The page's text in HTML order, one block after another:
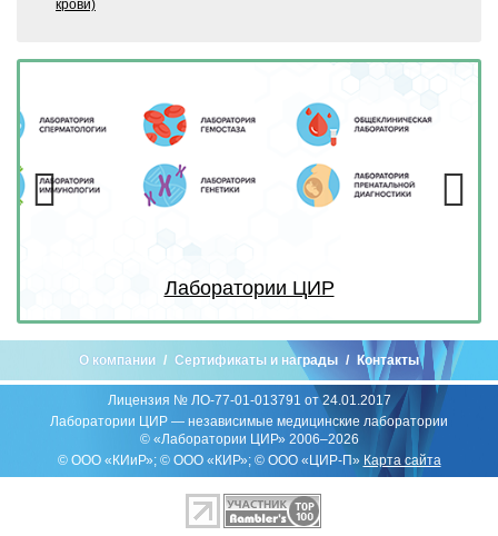
Лаборатории ЦИР
крови)
О компании Сертификаты и награды Контакты
Лицензия № ЛО-77-01-013791 от 24.01.2017
Лаборатории ЦИР — независимые медицинские лаборатории
© «Лаборатории ЦИР» 2006–2026
© ООО «КИиР»; © ООО «КИР»; © ООО «ЦИР-П» Карта сайта